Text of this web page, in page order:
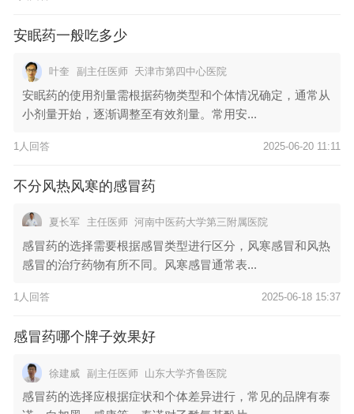
安眠药一般吃多少
叶奎 副主任医师 天津市第四中心医院
安眠药的使用剂量需根据药物类型和个体情况确定，通常从
小剂量开始，逐渐调整至有效剂量。常用安...
1人回答 2025-06-20 11:11
不分风热风寒的感冒药
夏长军 主任医师 河南中医药大学第三附属医院
感冒药的选择需要根据感冒类型进行区分，风寒感冒和风热
感冒的治疗药物有所不同。风寒感冒通常表...
1人回答 2025-06-18 15:37
感冒药哪个牌子效果好
徐建威 副主任医师 山东大学齐鲁医院
感冒药的选择应根据症状和个体差异进行，常见的品牌有泰